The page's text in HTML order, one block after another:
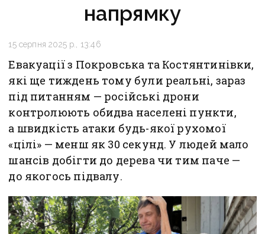
напрямку
15 серпня 2025 р., 13:46
Евакуації з Покровська та Костянтинівки,
які ще тиждень тому були реальні, зараз
під питанням — російські дрони
контролюють обидва населені пункти,
а швидкість атаки будь-якої рухомої
«цілі» — менш як 30 секунд. У людей мало
шансів добігти до дерева чи тим паче —
до якогось підвалу.